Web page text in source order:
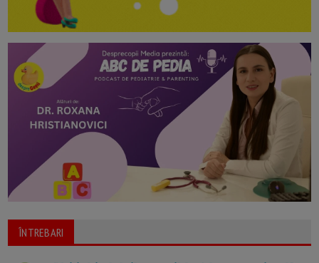
ÎNTREBARI